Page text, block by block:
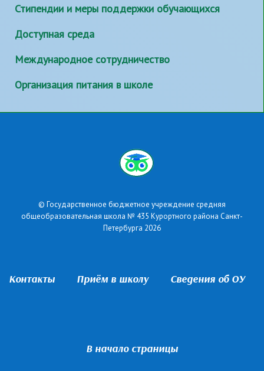
Стипендии и меры поддержки обучающихся
Доступная среда
Международное сотрудничество
Организация питания в школе
© Государственное бюджетное учреждение средняя
общеобразовательная школа № 435 Курортного района Санкт-
Петербурга 2026
Контакты Приём в школу Сведения об ОУ
В начало страницы